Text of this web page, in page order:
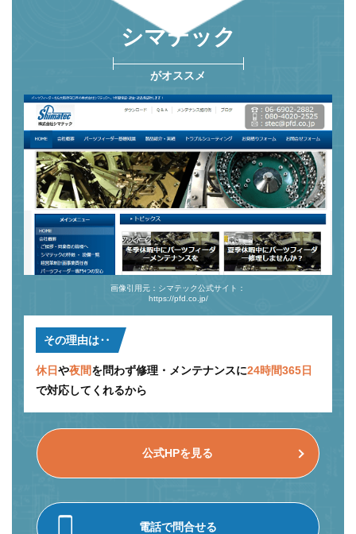
シマテック
がオススメ
画像引用元：シマテック公式サイト：
https://pfd.co.jp/
その理由は‥
休日や夜間を問わず修理・メンテナンスに24時間365日
で対応してくれるから
公式HPを見る
電話で問合せる